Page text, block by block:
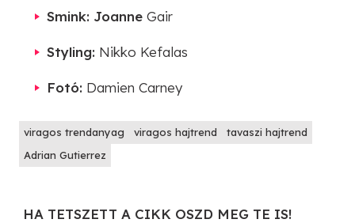
Smink: Joanne Gair
Styling: Nikko Kefalas
Fotó: Damien Carney
viragos trendanyag viragos hajtrend
tavaszi hajtrend
Adrian Gutierrez
HA TETSZETT A CIKK OSZD MEG TE IS!